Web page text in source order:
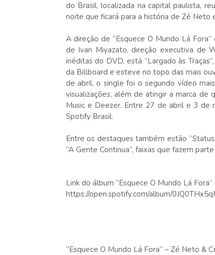
do Brasil, localizada na capital paulista,
noite que ficará para a história de Zé Neto
A direção de “Esquece O Mundo Lá
de Ivan Miyazato, direção executiva de
inéditas do DVD, está “Largado às
da Billboard e esteve no topo das mais
de abril, o single foi o segundo vídeo
visualizações, além de atingir a marca
Music e Deezer. Entre 27 de abril e 3 de
Spotify Brasil.
Entre os destaques também estão
“A Gente Continua”, faixas que fazem
Link do álbum “Esquece O Mundo Lá
https://open.spotify.com/album/
“Esquece O Mundo Lá Fora” – Zé Neto &